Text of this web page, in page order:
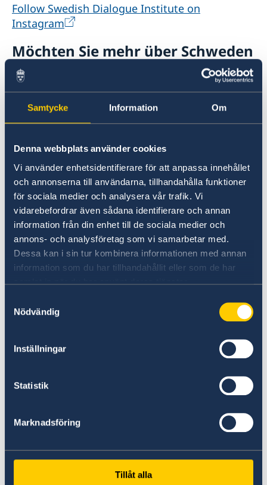
Samtycke Information Om
Denna webbplats använder cookies
Vi använder enhetsidentifierare för att anpassa innehållet
och annonserna till användarna, tillhandahålla funktioner
för sociala medier och analysera vår trafik. Vi
vidarebefordrar även sådana identifierare och annan
information från din enhet till de sociala medier och
annons- och analysföretag som vi samarbetar med.
Dessa kan i sin tur kombinera informationen med annan
information som du har tillhandahållit eller som de har
samlat in när du har använt deras tjänster.
Nödvändig
Inställningar
Statistik
Marknadsföring
Tillåt alla
Follow Swedish Dialogue Institute on
Instagram
Möchten Sie mehr über Schweden
erfahren?
Geschäftspartnerschaften mit
Schweden
Hier finden Sie umfassende Informationen zu
Geschäftspartnerschaften mit Schweden.
Verdacht auf Unregelmäßigkeiten
Wenn Sie eine Beschwerde haben oder eine
Straftat oder Unregelmäßigkeit im
Zusammenhang mit der Tätigkeit des